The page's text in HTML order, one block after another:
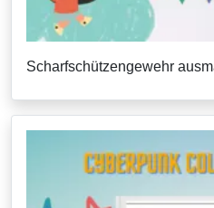
Scharfschützengewehr